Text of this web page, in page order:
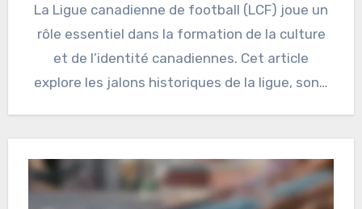
La Ligue canadienne de football (LCF) joue un
rôle essentiel dans la formation de la culture
et de l’identité canadiennes. Cet article
explore les jalons historiques de la ligue, son…